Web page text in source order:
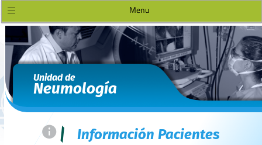
Menu
Unidad de
Neumología
= | Información Pacientes